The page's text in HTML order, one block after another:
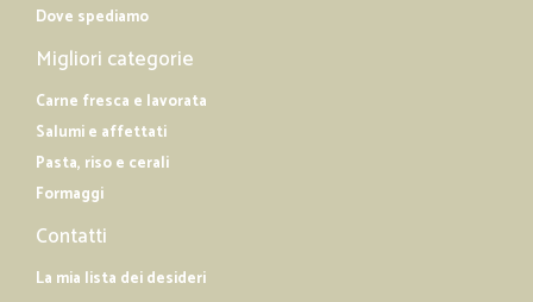
Puntuali nella consegna e precisi nell'invio delle e-mail informative
Accurati nell'imballo e ottimo rapporto qualità/prezzo in molti prodotti.
Dove spediamo
Migliori categorie
Carne fresca e lavorata
Salumi e affettati
Pasta, riso e cerali
Formaggi
Contatti
La mia lista dei desideri